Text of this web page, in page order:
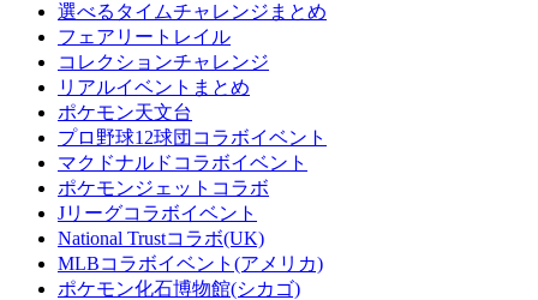
選べるタイムチャレンジまとめ
フェアリートレイル
コレクションチャレンジ
リアルイベントまとめ
ポケモン天文台
プロ野球12球団コラボイベント
マクドナルドコラボイベント
ポケモンジェットコラボ
Jリーグコラボイベント
National Trustコラボ(UK)
MLBコラボイベント(アメリカ)
ポケモン化石博物館(シカゴ)